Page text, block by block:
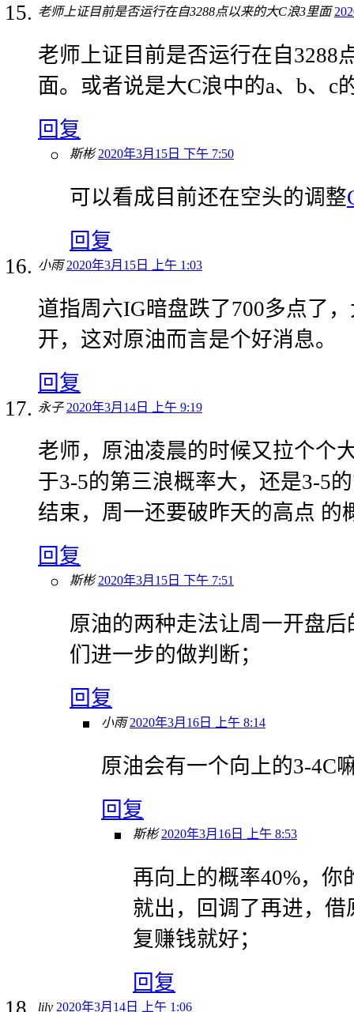
老师上证目前是否运行在自3288点以来的大C浪3里面
老师上证目前是否运行在自3288
面。或者说是大C浪中的a、b、c
回复
斯彬 2020年3月15日 下午 7:50
可以看成目前还在空头的调整
回复
小雨 2020年3月15日 上午 1:03
道指周六IG暗盘跌了700多点了
开，这对原油而言是个好消息。
回复
永子 2020年3月14日 上午 9:19
老师，原油凌晨的时候又拉个个
于3-5的第三浪概率大，还是3-5
结束，周一还要破昨天的高点 的
回复
斯彬 2020年3月15日 下午 7:51
原油的两种走法让周一开盘
们进一步的做判断；
回复
小雨 2020年3月16日 上午 8:14
原油会有一个向上的3-4C
回复
斯彬 2020年3月16日 上午 8:53
再向上的概率40%，你
就出，回调了再进，
复赚钱就好；
回复
lily 2020年3月14日 上午 1:06